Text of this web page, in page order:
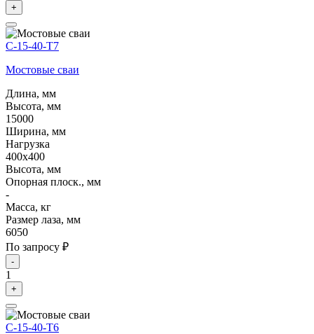
+
С-15-40-Т7
Мостовые сваи
Длина, мм
Высота, мм
15000
Ширина, мм
Нагрузка
400х400
Высота, мм
Опорная плоск., мм
-
Масса, кг
Размер лаза, мм
6050
По запросу ₽
-
1
+
С-15-40-Т6